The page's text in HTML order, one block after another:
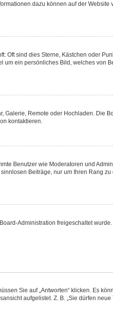
dazu können auf der Website
Oft sind dies Sterne, Kästchen oder
um ein persönliches Bild, welches von
Galerie, Remote oder Hochladen. Die
kontaktieren.
Benutzer wie Moderatoren und
Beiträge, nur um Ihren Rang
Administration freigeschaltet
Sie auf „Antworten“ klicken. Es
aufgelistet. Z. B. „Sie dürfen neue